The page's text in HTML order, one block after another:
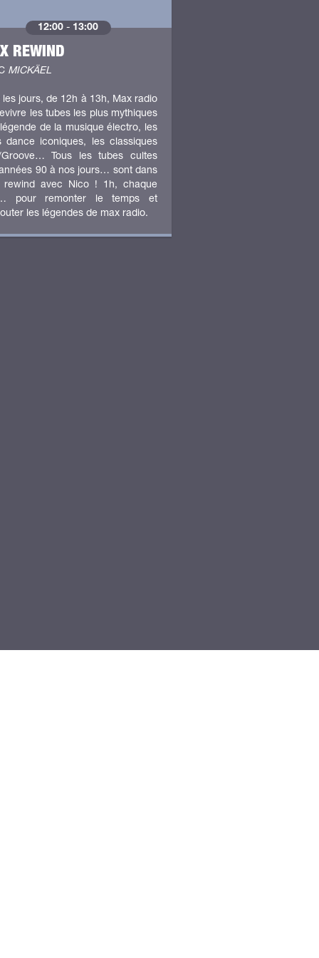
12:00 - 13:00
REWIND
MICKÄEL
les jours, de 12h à 13h, Max radio
les tubes les plus mythiques
de la musique électro, les
dance iconiques, les classiques
Groove… Tous les tubes cultes
90 à nos jours… sont dans
rewind avec Nico ! 1h, chaque
pour remonter le temps et
les légendes de max radio.